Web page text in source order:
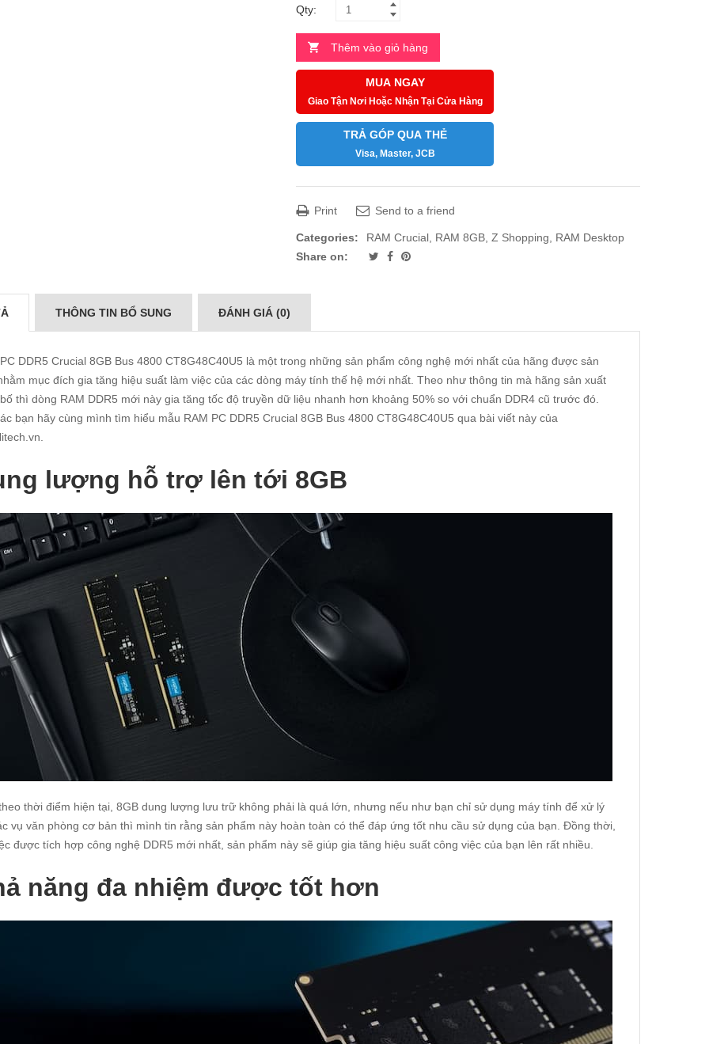
Qty:
Thêm vào giỏ hàng
MUA NGAY
Giao Tận Nơi Hoặc Nhận Tại Cửa Hàng
TRẢ GÓP QUA THẺ
Visa, Master, JCB
Print Send to a friend
Categories: RAM Crucial, RAM 8GB, Z Shopping, RAM Desktop
Share on:
THÔNG TIN BỔ SUNG ĐÁNH GIÁ (0)
DDR5 Crucial 8GB Bus 4800 CT8G48C40U5 là một trong những sản phẩm công nghệ mới nhất của hãng được sản
mục đích gia tăng hiệu suất làm việc của các dòng máy tính thế hệ mới nhất. Theo như thông tin mà hãng sản xuất
thì dòng RAM DDR5 mới này gia tăng tốc độ truyền dữ liệu nhanh hơn khoảng 50% so với chuẩn DDR4 cũ trước đó.
bạn hãy cùng mình tìm hiểu mẫu RAM PC DDR5 Crucial 8GB Bus 4800 CT8G48C40U5 qua bài viết này của
.
lượng hỗ trợ lên tới 8GB
thời điểm hiện tại, 8GB dung lượng lưu trữ không phải là quá lớn, nhưng nếu như bạn chỉ sử dụng máy tính để xử lý
vụ văn phòng cơ bản thì mình tin rằng sản phẩm này hoàn toàn có thể đáp ứng tốt nhu cầu sử dụng của bạn. Đồng thời,
được tích hợp công nghệ DDR5 mới nhất, sản phẩm này sẽ giúp gia tăng hiệu suất công việc của bạn lên rất nhiều.
năng đa nhiệm được tốt hơn